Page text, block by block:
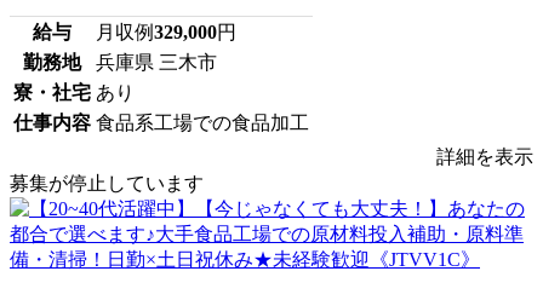
給与 月収例329,000円
勤務地
兵庫県 三木市
寮・社宅 あり
仕事内容 食品系工場での食品加工
詳細を表示
募集が停止しています